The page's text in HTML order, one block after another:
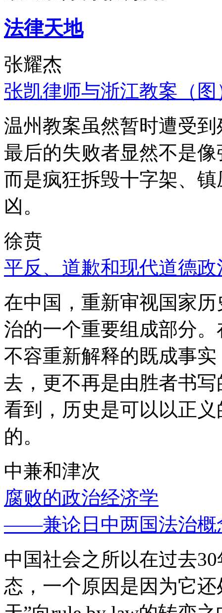
法律天地
张耀杰
张凯律师与浙江教案（图
温州教案虽然暂时遭受
最后的失败者显然不是
而是疯狂拆毁十字架、
凶。
徐贲
平反、道歉和现代道德政
在中国，重新审视国家
治的一个重要组成部分
不容重新解释的既成事
去，更不再是由胜者书
看到，历史是可以以正
的。
中兼和津次
腐败的政治经济学
——兼论日中两国法治概
中国社会之所以在过去
态，一个原因是因为它